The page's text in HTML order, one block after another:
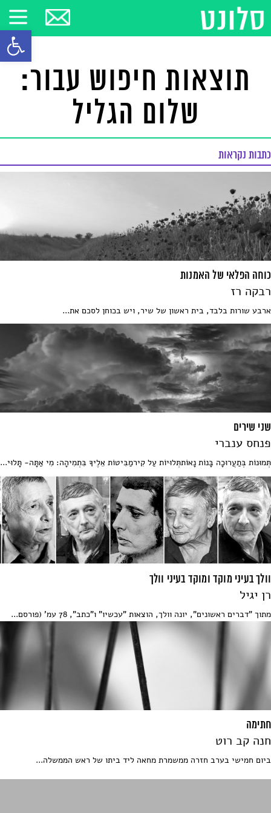
פתח
תוצאות חיפוש עבור:
שלום הגליל
כתבות נקראות
כוחה הפלאי של האמנות
רבקה רז
ארבע שורות בלבד, בית ראשון של שיר, ויש בכוחן לסכם את...
שני שירים
פנחס ענברי
תְּמוּנוֹת בְּתַעֲרוּכָה בָּנוֹת נָאוֹתתְּלוּיוֹת עַל קִירמַבִּיטוֹת אֵלֶיךָ בִּתְמִיהָה: מִי אַתָּה- תָּלוּי...
וולך בעיני מוקד ומוקד בעיני וולך
רן יגיל
מתוך "דברים ראשונים", יונה וולך, הוצאות "עכשיו" ו"כתב", 78 עמ' (פורסם...
חתימה
חנה קב רוט
ביום חמישי בערב חזרה ממשמרת מחאה ליד ביתו של ראש הממשלה...